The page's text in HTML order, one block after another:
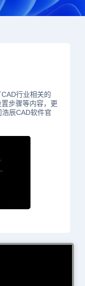
行业相关的
步骤等内容，更
辰CAD软件官